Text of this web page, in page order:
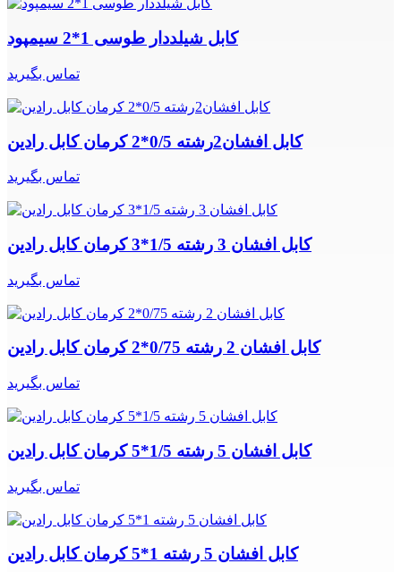
کابل شیلددار طوسی 1*2 سیمپود
تماس بگیرید
کابل افشان2رشته 0/5*2 کرمان کابل رادین
تماس بگیرید
کابل افشان 3 رشته 1/5*3 کرمان کابل رادین
تماس بگیرید
کابل افشان 2 رشته 0/75*2 کرمان کابل رادین
تماس بگیرید
کابل افشان 5 رشته 1/5*5 کرمان کابل رادین
تماس بگیرید
کابل افشان 5 رشته 1*5 کرمان کابل رادین